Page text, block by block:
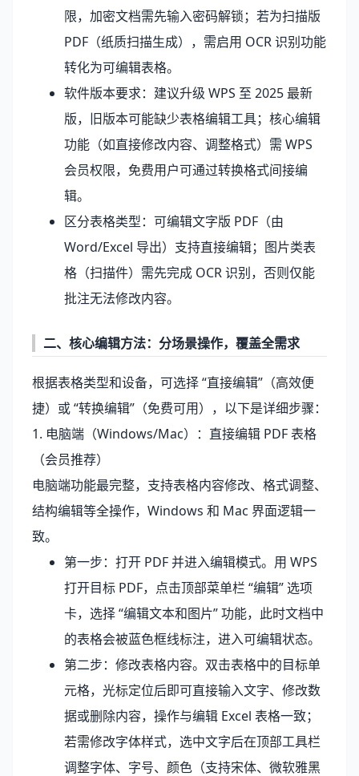
限，加密文档需先输入密码解锁；若为扫描版
PDF（纸质扫描生成），需启用 OCR 识别功能
转化为可编辑表格。
软件版本要求：建议升级 WPS 至 2025 最新
版，旧版本可能缺少表格编辑工具；核心编辑
功能（如直接修改内容、调整格式）需 WPS
会员权限，免费用户可通过转换格式间接编
辑。
区分表格类型：可编辑文字版 PDF（由
Word/Excel 导出）支持直接编辑；图片类表
格（扫描件）需先完成 OCR 识别，否则仅能
批注无法修改内容。
二、核心编辑方法：分场景操作，覆盖全需求
根据表格类型和设备，可选择 “直接编辑”（高效便
捷）或 “转换编辑”（免费可用），以下是详细步骤：
1. 电脑端（Windows/Mac）：直接编辑 PDF 表格
（会员推荐）
电脑端功能最完整，支持表格内容修改、格式调整、
结构编辑等全操作，Windows 和 Mac 界面逻辑一
致。
第一步：打开 PDF 并进入编辑模式。用 WPS
打开目标 PDF，点击顶部菜单栏 “编辑” 选项
卡，选择 “编辑文本和图片” 功能，此时文档中
的表格会被蓝色框线标注，进入可编辑状态。
第二步：修改表格内容。双击表格中的目标单
元格，光标定位后即可直接输入文字、修改数
据或删除内容，操作与编辑 Excel 表格一致；
若需修改字体样式，选中文字后在顶部工具栏
调整字体、字号、颜色（支持宋体、微软雅黑